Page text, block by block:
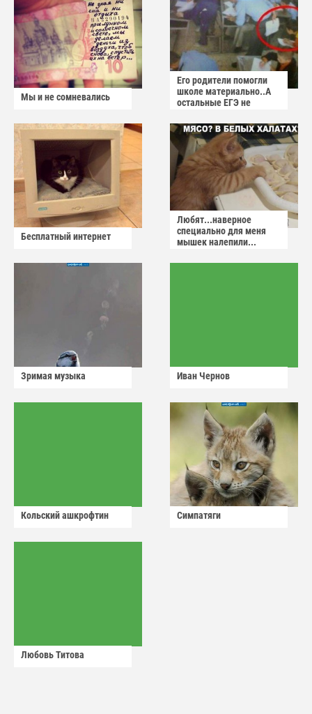
Мы и не сомневались
Его родители помогли
школе материально..А
остальные ЕГЭ не
Бесплатный интернет
Любят...наверное
специально для меня
мышек налепили...
Зримая музыка Иван Чернов
Кольский ашкрофтин Симпатяги
Любовь Титова